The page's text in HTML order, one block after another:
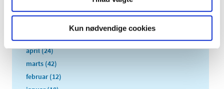
Kun nødvendige cookies
juli (11)
maj (21)
april (24)
marts (42)
februar (12)